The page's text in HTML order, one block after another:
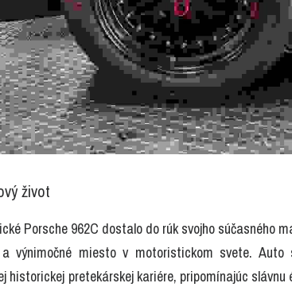
život
Porsche 962C dostalo do rúk svojho súčasného
výnimočné miesto v motoristickom svete.
historickej pretekárskej kariére, pripomínajúc